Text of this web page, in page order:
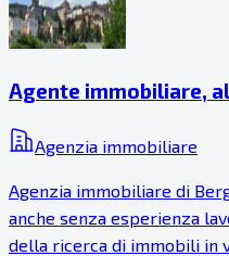
Agente immobiliare,
Agenzia immobiliare
Agenzia immobiliare di
anche senza esperienza
della ricerca di immobili in